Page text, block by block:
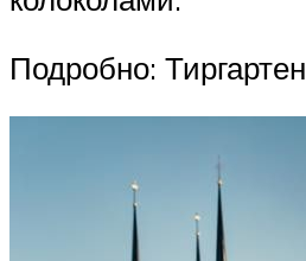
Подробно: Тиргартен